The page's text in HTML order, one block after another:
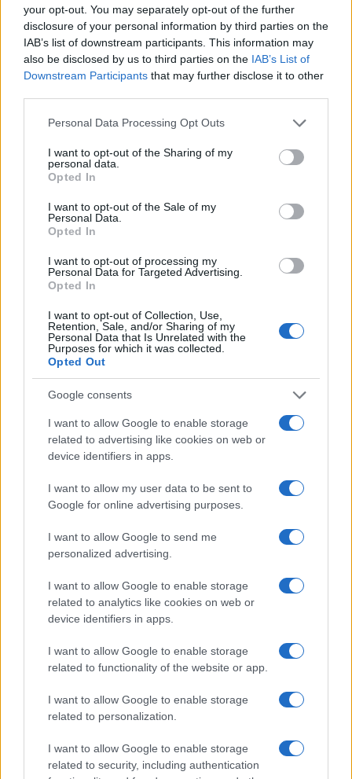
your opt-out. You may separately opt-out of the further
disclosure of your personal information by third parties on the
IAB’s list of downstream participants. This information may
also be disclosed by us to third parties on the IAB’s List of
Downstream Participants that may further disclose it to other
Please note that this website/app uses one or more Google
not limited to your visit or usage behaviour. You may click to
grant or deny consent to Google and its third-party tags to
use your data for below specified purposes in below Google
consent section.
Personal Data Processing Opt Outs
I want to opt-out of the Sharing of my
personal data.
Opted In
I want to opt-out of the Sale of my
Personal Data.
Opted In
I want to opt-out of processing my
Personal Data for Targeted Advertising.
Opted In
I want to opt-out of Collection, Use,
Retention, Sale, and/or Sharing of my
Personal Data that Is Unrelated with the
Purposes for which it was collected.
Opted Out
Google consents
I want to allow Google to enable storage
related to advertising like cookies on web or
device identifiers in apps.
I want to allow my user data to be sent to
Google for online advertising purposes.
I want to allow Google to send me
personalized advertising.
I want to allow Google to enable storage
related to analytics like cookies on web or
device identifiers in apps.
I want to allow Google to enable storage
related to functionality of the website or app.
I want to allow Google to enable storage
related to personalization.
I want to allow Google to enable storage
related to security, including authentication
Vuoi rimuovere le pubblicità nazionali?
Puoi abbonarti a
cliccandoqui
Sei già abbonato?
sezioneLogindal menù del sito o
cliccandoqui
Bernardo Obinu
Giovanni Filiziu
Marianna Fusco
Medico Perfugas
Notizie Perfugas
Notizie in tempo reale?
Entra nel canale telegram di
Inviaci le tue segnalazioni,